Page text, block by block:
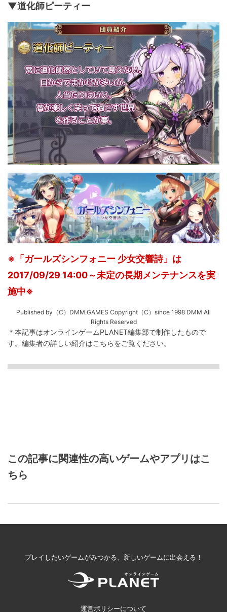
▼道化師ピーティー
※「ガールズシンフォニー 少女交響詩」は
2017/09/29 14:00～未定の長期メンテナンスを実
施中※
Published by（C）DMM GAMES Copyright（C）since 1998 DMM All
Rights Reserved
＊本記事はオンラインゲームPLANET編集部で制作したもので
す。 編集者の詳しい紹介はこちらをご覧ください。
この記事に関連性の高いゲームやアプリはこ
ちら
プレイしたいゲームがみつかる、新しいゲームに出会える！
運営ポリシーについて